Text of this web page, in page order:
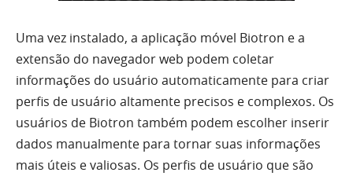
Uma vez instalado, a aplicação móvel Biotron e a
extensão do navegador web podem coletar
informações do usuário automaticamente para criar
perfis de usuário altamente precisos e complexos. Os
usuários de Biotron também podem escolher inserir
dados manualmente para tornar suas informações
mais úteis e valiosas. Os perfis de usuário que são